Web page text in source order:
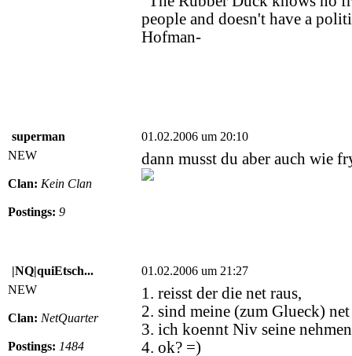
people and doesn't have a
Hofman-
superman
01.02.2006 um 20:10
NEW
Clan: Kein Clan
Postings: 9
dann musst du aber auch wie
|NQ|quiEtsch...
01.02.2006 um 21:27
NEW
Clan: NetQuarter
Postings: 1484
1. reisst der die net raus,
2. sind meine (zum Glueck)
3. ich koennt Niv seine
4. ok? =)